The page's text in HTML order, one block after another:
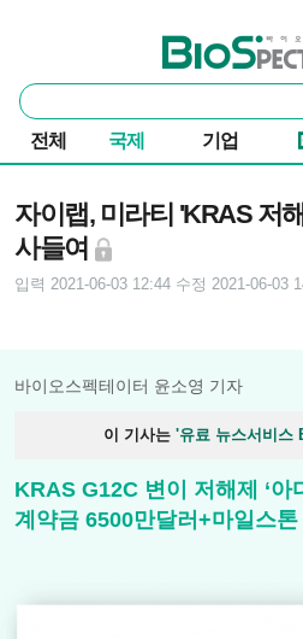
바이오스펙테이터
통
합
검
색
전체 국제 기업
자이랩, 미라티 'KRAS 저
사들여
입력 2021-06-03 12:44 수정 2021-06-03
바이오스펙테이터 윤소영 기자
이 기사는 '유료 뉴스서비스
KRAS G12C 변이 저해제 ‘
계약금 6500만달러+마일스